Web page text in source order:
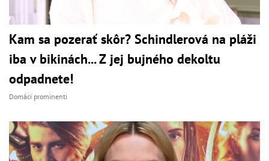
Kam sa pozerať skôr? Schindlerová na pláži
iba v bikinách... Z jej bujného dekoltu
odpadnete!
Domáci prominenti